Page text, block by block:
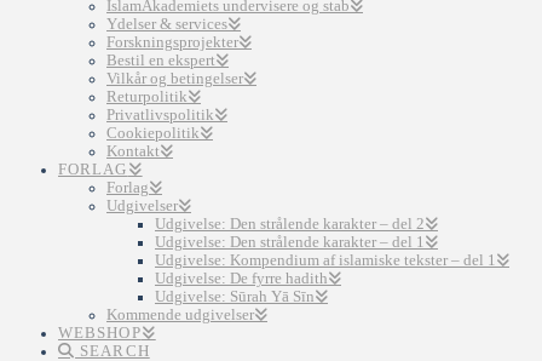
IslamAkademiets undervisere og stab
Ydelser & services
Forskningsprojekter
Bestil en ekspert
Vilkår og betingelser
Returpolitik
Privatlivspolitik
Cookiepolitik
Kontakt
FORLAG
Forlag
Udgivelser
Udgivelse: Den strålende karakter – del 2
Udgivelse: Den strålende karakter – del 1
Udgivelse: Kompendium af islamiske tekster – del 1
Udgivelse: De fyrre hadith
Udgivelse: Sūrah Yā Sīn
Kommende udgivelser
WEBSHOP
SEARCH